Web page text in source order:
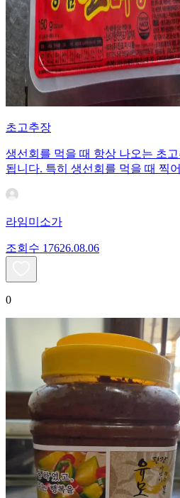
초고추장
생선회를 먹을 때 항상 나오는 초
됩니다. 특히 생선회를 먹을 때 찍
라임미소가
조회수 17626.08.06
0